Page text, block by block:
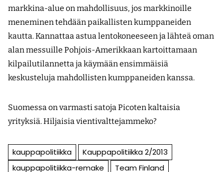
markkina-alue on mahdollisuus, jos markkinoille
meneminen tehdään paikallisten kumppaneiden
kautta. Kannattaa astua lentokoneeseen ja lähteä oman
alan messuille Pohjois-Amerikkaan kartoittamaan
kilpailutilannetta ja käymään ensimmäisiä
keskusteluja mahdollisten kumppaneiden kanssa.
Suomessa on varmasti satoja Picoten kaltaisia
yrityksiä. Hiljaisia vientivalttejammeko?
kauppapolitiikka
Kauppapolitiikka 2/2013
kauppapolitiikka-remake
Team Finland